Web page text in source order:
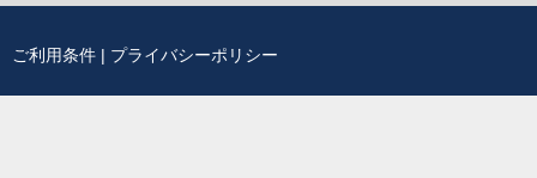
ご利用条件 | プライバシーポリシー